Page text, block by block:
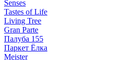
Senses
Tastes of Life
Living Tree
Gran Parte
Палуба 155
Паркет Ёлка
Meister